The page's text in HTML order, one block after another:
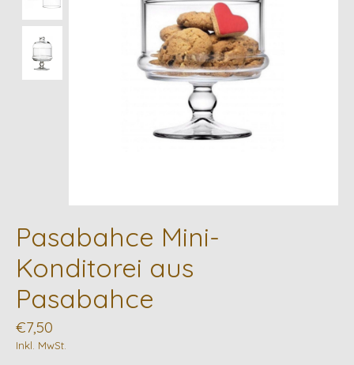
Pasabahce Mini-
Konditorei aus
Pasabahce
€7,50
Inkl. MwSt.